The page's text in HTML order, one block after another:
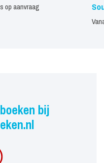
op aanvraag
bij